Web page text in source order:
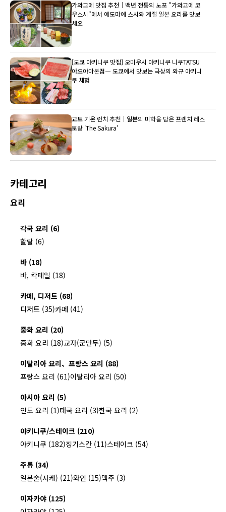
가와고에 맛집 추천｜백년 전통의 노포 "가와고에 코
우스시"에서 에도마에 스시와 계절 일본 요리를 맛보
세요
[도쿄 야키니쿠 맛집] 오미우시 야키니쿠 니쿠TATSU
아오야마본점― 도쿄에서 맛보는 극상의 와규 야키니
쿠 체험
교토 기온 런치 추천｜일본의 미학을 담은 프렌치 레스
토랑 'The Sakura'
카테고리
요리
각국 요리 (6)
할랄 (6)
바 (18)
바, 칵테일 (18)
카페, 디저트 (68)
디저트 (35)카페 (41)
중화 요리 (20)
중화 요리 (18)교자(군만두) (5)
이탈리아 요리、프랑스 요리 (88)
프랑스 요리 (61)이탈리아 요리 (50)
아시아 요리 (5)
인도 요리 (1)태국 요리 (3)한국 요리 (2)
야키니쿠/스테이크 (210)
야키니쿠 (182)징기스칸 (11)스테이크 (54)
주류 (34)
일본술(사케) (21)와인 (15)맥주 (3)
이자카야 (125)